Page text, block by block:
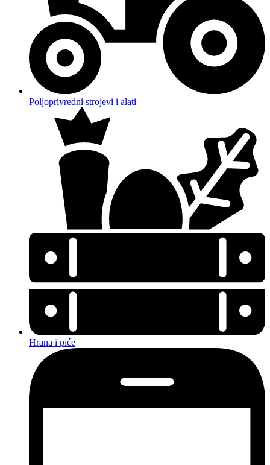
Poljoprivredni strojevi i alati
Hrana i piće